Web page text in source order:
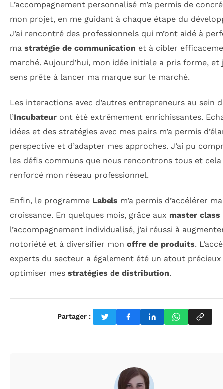
L’accompagnement personnalisé m’a permis de
mon projet, en me guidant à chaque étape du
J’ai rencontré des professionnels qui m’ont aidé à
ma stratégie de communication et à cibler
marché. Aujourd’hui, mon idée initiale a pris forme, et
sens prête à lancer ma marque sur le marché.
Les interactions avec d’autres entrepreneurs au sein
l’Incubateur ont été extrêmement enrichissantes.
idées et des stratégies avec mes pairs m’a permis
perspective et d’adapter mes approches. J’ai pu
les défis communs que nous rencontrons tous et cela
renforcé mon réseau professionnel.
Enfin, le programme Labels m’a permis d’accélérer ma
croissance. En quelques mois, grâce aux master class
l’accompagnement individualisé, j’ai réussi à
notoriété et à diversifier mon offre de produits.
experts du secteur a également été un atout
optimiser mes stratégies de distribution.
Partager :